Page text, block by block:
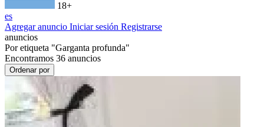
18+
es
Agregar anuncio Iniciar sesión Registrarse
anuncios
Por etiqueta "Garganta profunda"
Encontramos 36 anuncios
Ordenar por